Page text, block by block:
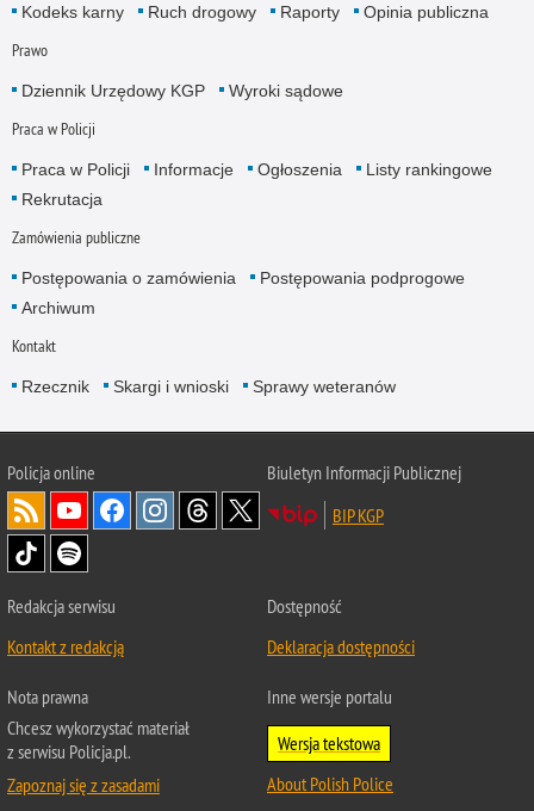
Kodeks karny
Ruch drogowy Raporty Opinia publiczna
Prawo
Dziennik Urzędowy KGP Wyroki sądowe
Praca w Policji
Praca w Policji Informacje Ogłoszenia
Listy rankingowe
Rekrutacja
Zamówienia publiczne
Postępowania o zamówienia
Postępowania podprogowe
Archiwum
Kontakt
Rzecznik Skargi i wnioski Sprawy weteranów
Policjaonline
Biuletyn Informacji Publicznej
BIP KGP
Redakcja serwisu
Kontakt z redakcją
Dostępność
Deklaracja dostępności
Nota prawna
Chcesz wykorzystać materiał
z serwisu Policja.pl.
Zapoznaj się z zasadami
Inne wersje portalu
Wersja tekstowa
About Polish Police